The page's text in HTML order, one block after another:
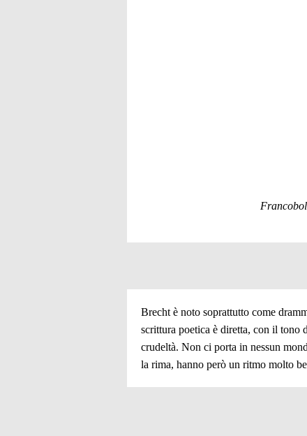
Brecht è noto soprattutto come
scrittura poetica è diretta, con il tono
crudeltà. Non ci porta in nessun
la rima, hanno però un ritmo molto